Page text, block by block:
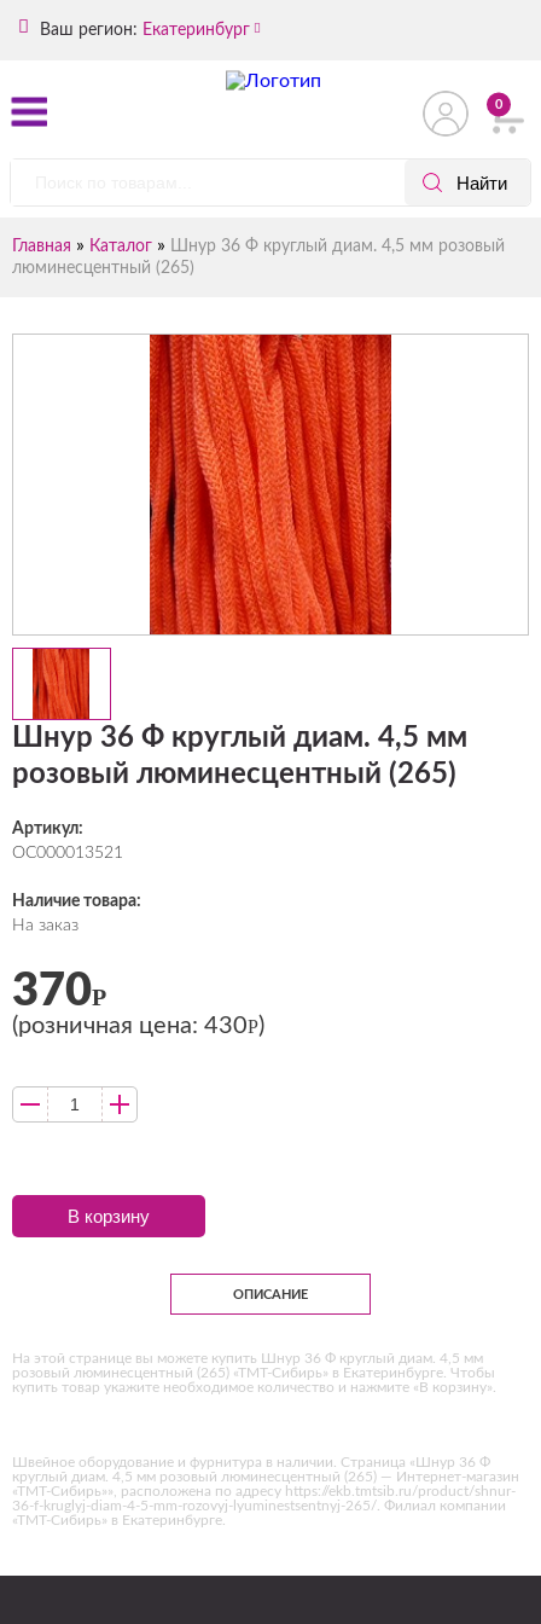
Ваш регион: Екатеринбург
0
Главная » Каталог » Шнур 36 Ф круглый диам. 4,5 мм розовый
люминесцентный (265)
Шнур 36 Ф круглый диам. 4,5 мм
розовый люминесцентный (265)
Артикул:
ОС000013521
Наличие товара:
На заказ
370Р
(розничная цена: 430Р)
В корзину
ОПИСАНИЕ
На этой странице вы можете купить Шнур 36 Ф круглый диам. 4,5 мм
розовый люминесцентный (265) «ТМТ-Сибирь» в Екатеринбурге. Чтобы
купить товар укажите необходимое количество и нажмите «В корзину».
Швейное оборудование и фурнитура в наличии. Страница «Шнур 36 Ф
круглый диам. 4,5 мм розовый люминесцентный (265) — Интернет-магазин
«ТМТ-Сибирь»», расположена по адресу https://ekb.tmtsib.ru/product/shnur-
36-f-kruglyj-diam-4-5-mm-rozovyj-lyuminestsentnyj-265/. Филиал компании
«ТМТ-Сибирь» в Екатеринбурге.